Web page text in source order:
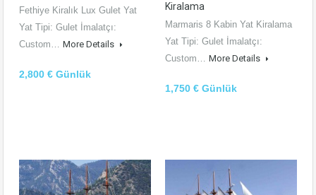
Fethiye Kiralık Lux Gulet Yat
Yat Tipi: Gulet İmalatçı:
Custom… More Details
2,800 € Günlük
Kiralama
Marmaris 8 Kabin Yat Kiralama
Yat Tipi: Gulet İmalatçı:
Custom… More Details
1,750 € Günlük